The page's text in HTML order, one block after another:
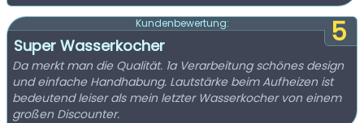
5
Kundenbewertung:
Super Wasserkocher
Da merkt man die Qualität. 1a Verarbeitung schönes design
und einfache Handhabung. Lautstärke beim Aufheizen ist
bedeutend leiser als mein letzter Wasserkocher von einem
großen Discounter.